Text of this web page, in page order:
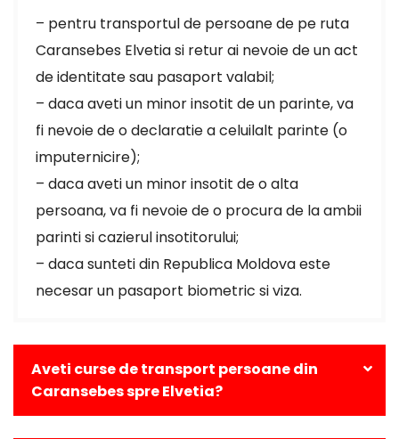
– pentru transportul de persoane de pe ruta
Caransebes Elvetia si retur ai nevoie de un act
de identitate sau pasaport valabil;
– daca aveti un minor insotit de un parinte, va
fi nevoie de o declaratie a celuilalt parinte (o
imputernicire);
– daca aveti un minor insotit de o alta
persoana, va fi nevoie de o procura de la ambii
parinti si cazierul insotitorului;
– daca sunteti din Republica Moldova este
necesar un pasaport biometric si viza.
Aveti curse de transport persoane din
Caransebes spre Elvetia?